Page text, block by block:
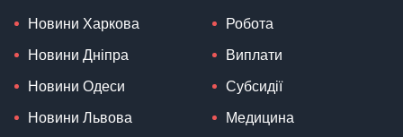
Новини Харкова
Новини Дніпра
Новини Одеси
Новини Львова
Робота
Виплати
Субсидії
Медицина